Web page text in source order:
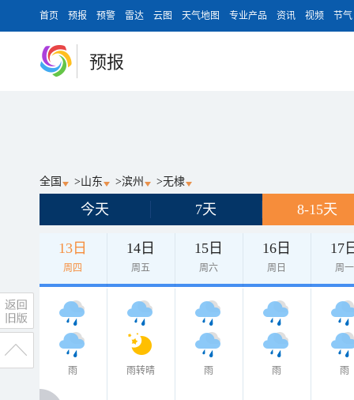
首页 预报 预警 雷达 云图 天气地图 专业产品 资讯 视频 节气
预报
全国 >山东 >滨州 >无棣
今天 7天 8-15天
13日
周四
14日
周五
15日
周六
16日
周日
17
周一
雨 雨转晴 雨 雨 雨